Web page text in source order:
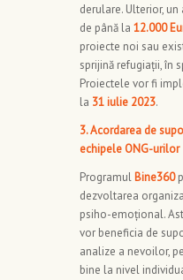
derulare. Ulterior,
de până la 12.000
proiecte noi sau
sprijină refugiații, în
Proiectele vor fi
la 31 iulie 2023.
3. Acordarea de
echipele ONG-urilor
Programul Bine360
dezvoltarea
psiho-emoțional.
vor beneficia de
analize a nevoilor,
bine la nivel